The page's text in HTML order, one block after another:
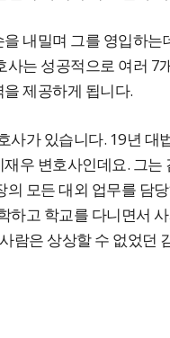
내밀며 그를 영입하는
는 성공적으로 여러 7
제공하게 됩니다.
사가 있습니다. 19년 대
우 변호사인데요. 그
모든 대외 업무를 담
하고 학교를 다니면서
람은 상상할 수 없었던